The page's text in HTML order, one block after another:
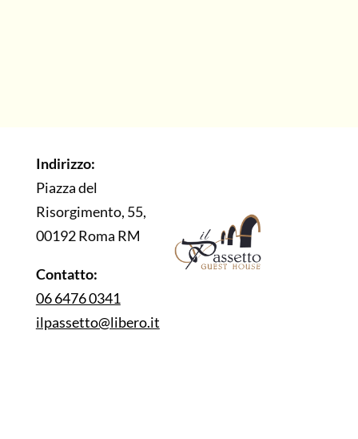
Indirizzo:
Piazza del
Risorgimento, 55,
00192 Roma RM
Contatto:
06 6476 0341
ilpassetto@libero.it